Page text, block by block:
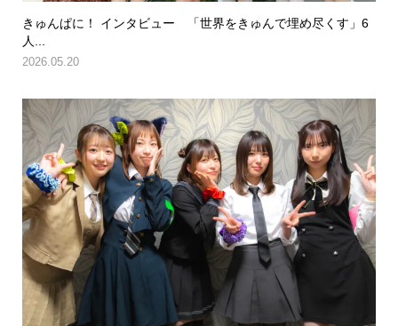
きゅんぱに！ インタビュー 「世界をきゅんで埋め尽くす」6
人...
2026.05.20